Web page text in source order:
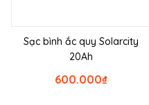
Sạc bình ắc quy Solarcity
20Ah
₫
600.000